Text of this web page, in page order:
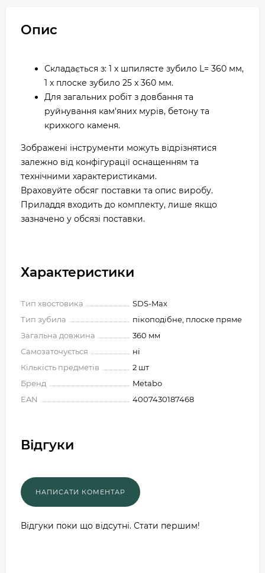
Опис
Складається з: 1 x шпилясте зубило L= 360 мм,
1 x плоске зубило 25 x 360 мм.
Для загальних робіт з довбання та
руйнування кам'яних мурів, бетону та
крихкого каменя.
Зображені інструменти можуть відрізнятися
залежно від конфігурації оснащенням та
технічними характеристиками.
Враховуйте обсяг поставки та опис виробу.
Приладдя входить до комплекту, лише якщо
зазначено у обсязі поставки.
Характеристики
Тип хвостовика
SDS-Max
Тип зубила
пікоподібне, плоске пряме
Загальна довжина
360 мм
Самозаточується
ні
Кількість предметів
2 шт
Бренд
Metabo
EAN
4007430187468
Відгуки
Відгуки поки що відсутні. Стати першим!